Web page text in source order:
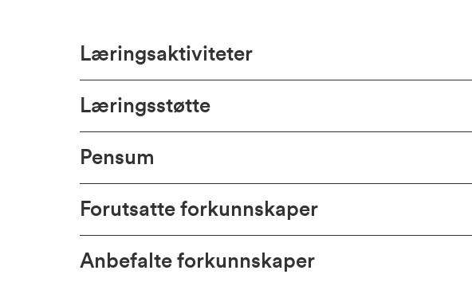
Læringsaktiviteter
Læringsstøtte
Pensum
Forutsatte forkunnskaper
Anbefalte forkunnskaper